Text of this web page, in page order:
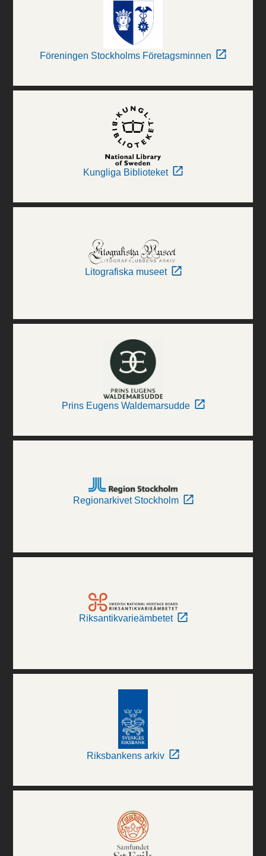
Föreningen Stockholms Företagsminnen
Kungliga Biblioteket
Litografiska museet
Prins Eugens Waldemarsudde
Regionarkivet Stockholm
Riksantikvarieämbetet
Riksbankens arkiv